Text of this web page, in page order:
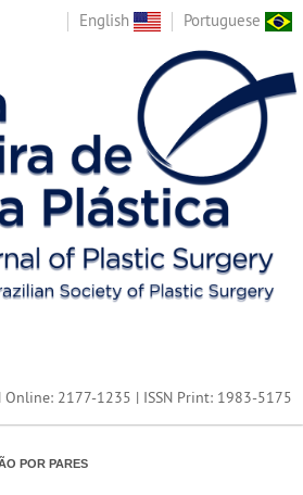
English Portuguese
Online: 2177-1235 | ISSN Print: 1983-5175
POR PARES